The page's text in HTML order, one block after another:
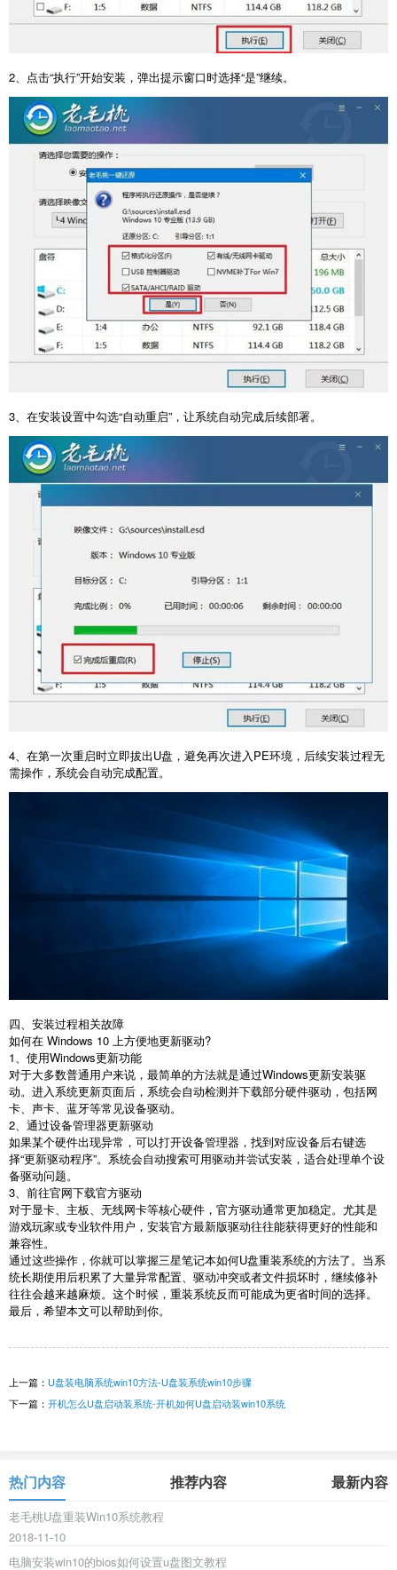
2、点击“执行”开始安装，弹出提示窗口时选择“是”继续。
3 、在安装设置中勾选“自动重启”，让系统自动完成后续部署。
4、在第一次重启时立即拔出U盘，避免再次进入PE环境，后续安装过程无
需操作，系统会自动完成配置。
四、安装过程相关故障
如何在 Windows 10 上方便地更新驱动?
1
、使用Windows更新功能
对于大多数普通用户来说，最简单的方法就是通过Windows更新安装驱
动。进入系统更新页面后，系统会自动检测并下载部分硬件驱动，包括网
卡、声卡、蓝牙等常见设备驱动。
2 、通过设备管理器更新驱动
如果某个硬件出现异常，可以打开设备管理器，找到对应设备后右键选
择“更新驱动程序”。系统会自动搜索可用驱动并尝试安装，适合处理单个设
备驱动问题。
3 、前往官网下载官方驱动
对于显卡、主板、无线网卡等核心硬件，官方驱动通常更加稳定。尤其是
游戏玩家或专业软件用户，安装官方最新版驱动往往能获得更好的性能和
兼容性。
通过这些操作，你就可以掌握三星笔记本如何U盘重装系统的方法了。当系
统长期使用后积累了大量异常配置、驱动冲突或者文件损坏时，继续修补
往往会越来越麻烦。这个时候，重装系统反而可能成为更省时间的选择。
最后，希望本文可以帮助到你。
上一篇： U盘装电脑系统win10方法-U盘装系统win10步骤
下一篇： 开机怎么U盘启动装系统-开机如何U盘启动装win10系统
热门内容 推荐内容 最新内容
老毛桃U盘重装Win10系统教程
2018-11-10
电脑安装win10的bios如何设置u盘图文教程